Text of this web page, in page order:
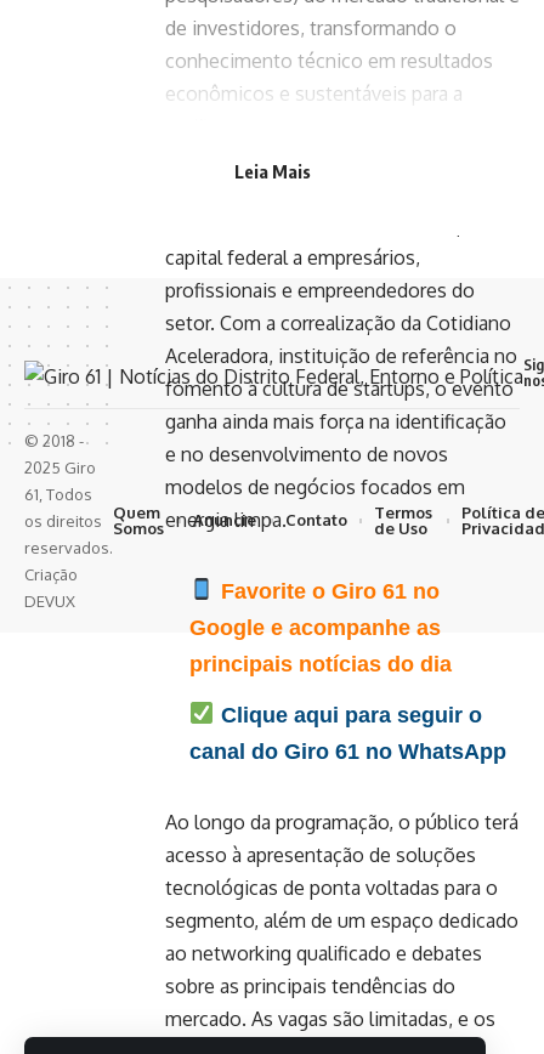
de investidores, transformando o
conhecimento técnico em resultados
econômicos e sustentáveis para a
O encontro desta terça-feira foi
capital federal a empresários,
profissionais e empreendedores do
setor. Com a correalização da Cotidiano
Aceleradora, instituição de referência no
fomento à cultura de startups, o evento
ganha ainda mais força na identificação
e no desenvolvimento de novos
modelos de negócios focados em
energia limpa.
Favorite o Giro 61 no
Google e acompanhe as
principais notícias do dia
Clique aqui para seguir o
canal do Giro 61 no WhatsApp
Ao longo da programação, o público terá
acesso à apresentação de soluções
tecnológicas de ponta voltadas para o
segmento, além de um espaço dedicado
ao networking qualificado e debates
sobre as principais tendências do
mercado. As vagas são limitadas, e os
Leia Mais
© 2018 -
2025 Giro
61, Todos
os direitos
reservados.
Criação
DEVUX
Quem
Somos
Anuncie Contato
Termos
de Uso
Política